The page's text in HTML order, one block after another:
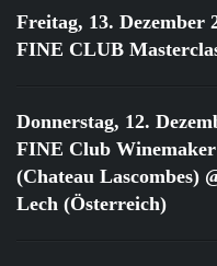
Freitag, 13. Dezember
FINE CLUB
Donnerstag, 12.
FINE Club
(Chateau Lascombes)
Lech (Österreich)